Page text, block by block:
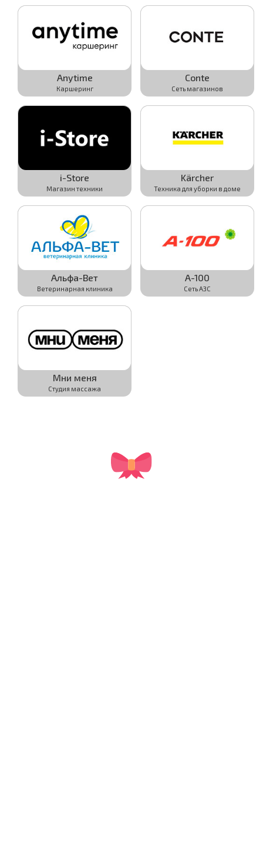
Подробнее Подробнее
Активировать
Anytime
Каршеринг Активировать
Conte
Сеть магазинов
Активировать
Подробнее
i-Store
Магазин техники Активировать
Kärcher
Техника для уборки в доме
Активировать
Альфа-Вет
Ветеринарная клиника Активировать
А-100
Сеть АЗС
Активировать
Мни меня
Студия массажа